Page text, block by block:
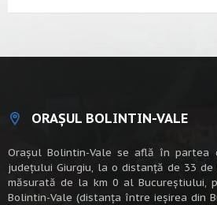
ORAȘUL BOLINTIN-VALE
Oraşul Bolintin-Vale se află în
judeţului Giurgiu, la o distanţă de 33
măsurată de la km 0 al Bucureștiului,
Bolintin-Vale (distanța între ieșirea din